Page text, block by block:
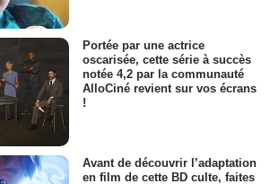
Portée par une actrice
oscarisée, cette série à succès
notée 4,2 par la communauté
AlloCiné revient sur vos écrans
!
Avant de découvrir l’adaptation
en film de cette BD culte, faites